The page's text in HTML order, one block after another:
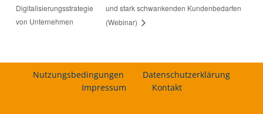
Digitalisierungsstrategie
von Unternehmen
und stark schwankenden Kundenbedarfen
(Webinar)
Nutzungsbedingungen
Datenschutzerklärung
Impressum
Kontakt